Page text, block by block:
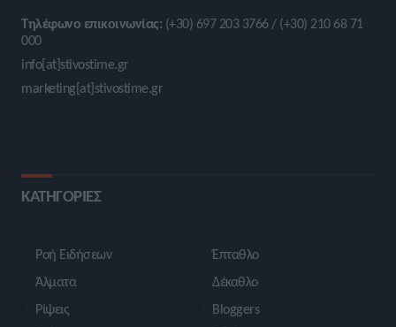
Τηλέφωνο επικοινωνίας: (+30) 697 203 3766 / (+30) 210 68 71
000
info[at]stivostime.gr
marketing[at]stivostime.gr
ΚΑΤΗΓΟΡΙΕΣ
Ροή Ειδήσεων
Άλματα
Ρίψεις
Έπταθλο
Δέκαθλο
Bloggers